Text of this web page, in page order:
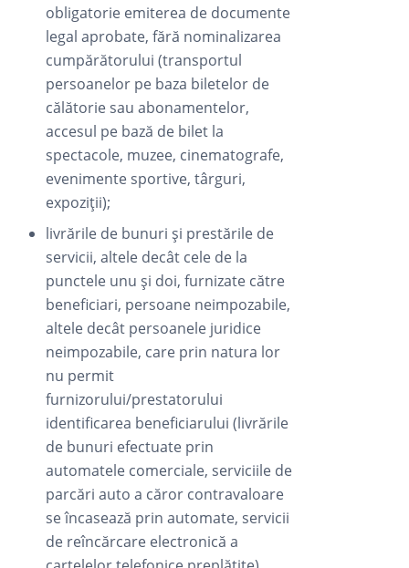
obligatorie emiterea de documente
legal aprobate, fără nominalizarea
cumpărătorului (transportul
persoanelor pe baza biletelor de
călătorie sau abonamentelor,
accesul pe bază de bilet la
spectacole, muzee, cinematografe,
evenimente sportive, târguri,
expoziții);
livrările de bunuri și prestările de
servicii, altele decât cele de la
punctele unu și doi, furnizate către
beneficiari, persoane neimpozabile,
altele decât persoanele juridice
neimpozabile, care prin natura lor
nu permit
furnizorului/prestatorului
identificarea beneficiarului (livrările
de bunuri efectuate prin
automatele comerciale, serviciile de
parcări auto a căror contravaloare
se încasează prin automate, servicii
de reîncărcare electronică a